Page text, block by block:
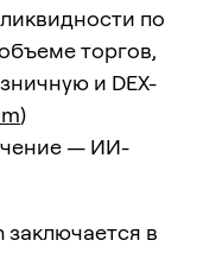
по
торгов,
и DEX-
)
— ИИ-
в